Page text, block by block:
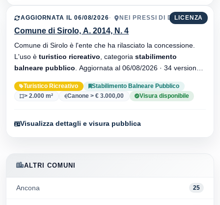
ALTRI COMUNI
Ancona 25
LICENZA
AGGIORNATA IL 06/08/2026 NEI PRESSI DI DA SILVIO
Comune di Sirolo, A. 2014, N. 4
Comune di Sirolo è l'ente che ha rilasciato la concessione.
L'uso è turistico ricreativo , categoria stabilimento
balneare pubblico
Turistico Ricreativo
Stabilimento Balneare Pubblico
> 2.000 m²
Canone > € 3.000,00 Visura disponibile
Visualizza dettagli e visura pubblica